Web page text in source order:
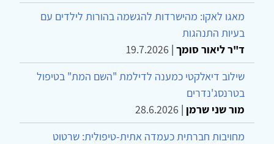
מאגו לאקו: מהישרדות להגשמה בהורות לילדים עם
בעיות התנהגות
ד"ר ליאור סומך |
19.7.2026
שילוב דיאלקטי כמענה לדילמת "השם המת" בטיפול
בטרנסג'נדרים
מור שני שרמן |
28.6.2026
מחויבות חברתית כעמדה אתית-טיפולית: שרטוט